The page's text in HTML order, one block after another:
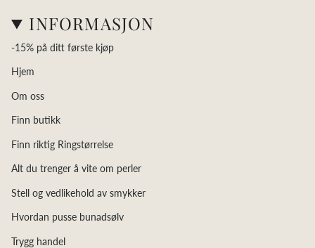
INFORMASJON
-15% på ditt første kjøp
Hjem
Om oss
Finn butikk
Finn riktig Ringstørrelse
Alt du trenger å vite om perler
Stell og vedlikehold av smykker
Hvordan pusse bunadsølv
Trygg handel